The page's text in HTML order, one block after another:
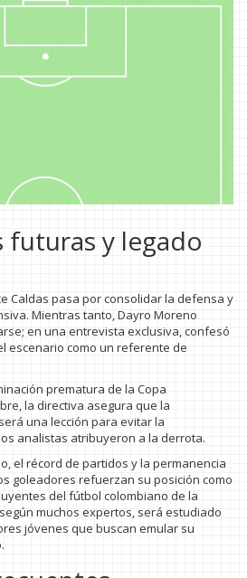
futuras y legado
Caldas pasa por consolidar la defensa y
Mientras tanto, Dayro Moreno
en una entrevista exclusiva, confesó
escenario como un referente de
prematura de la Copa
la directiva asegura que la
una lección para evitar la
analistas atribuyeron a la derrota.
el récord de partidos y la permanencia
goleadores refuerzan su posición como
del fútbol colombiano de la
muchos expertos, será estudiado
jóvenes que buscan emular su